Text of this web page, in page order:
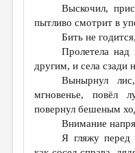
Выскочил,
пытливо смотрит в
Бить не
Пролетела над
другим, и села сзади
Вынырнул
мгновенье, повёл
повернул бешеным
Внимание
Я гляжу перед